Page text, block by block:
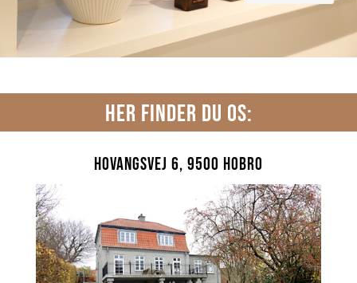
HER FINDER DU OS:
Hovangsvej 6, 9500 Hobro